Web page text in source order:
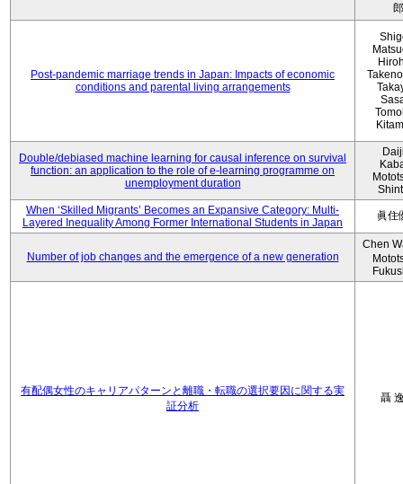
郎
Post-pandemic marriage trends in Japan: Impacts of economic
conditions and parental living arrangements
Double/debiased machine learning for causal inference on survival
function: an application to the role of e-learning programme on
unemployment duration
When ‘Skilled Migrants’ Becomes an Expansive Category: Multi-
Layered Inequality Among Former International Students in Japan
眞住
Number of job changes and the emergence of a new generation
Chen
有配偶女性のキャリアパターンと離職・転職の選択要因に関する実
証分析
聶